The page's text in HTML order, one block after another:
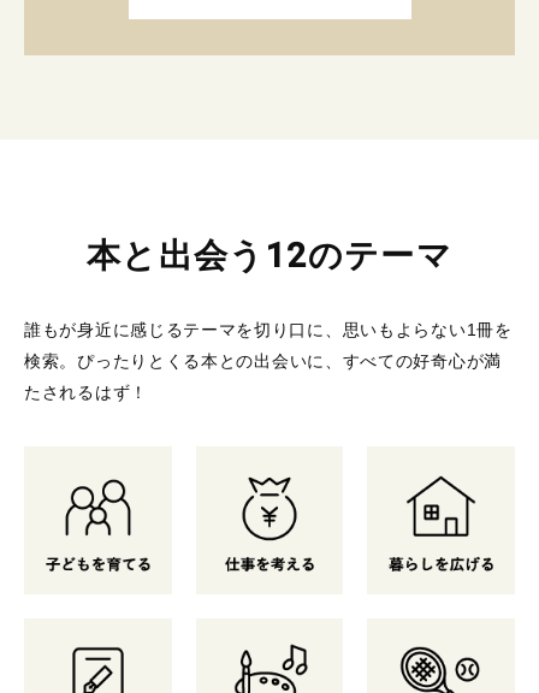
本と出会う12のテーマ
誰もが身近に感じるテーマを切り口に、思いもよらない1冊を
検索。 ぴったりとくる本との出会いに、すべての好奇心が満
たされるはず！